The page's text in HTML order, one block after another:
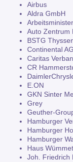
Airbus
Aldra GmbH
Auto Zentrum
BSTG
Continental AG
Caritas
CR
E.ON
GKN Sinter
Grey
Geuther-
Hamburger
Hamburger
Hamburger
Haus
Joh. Friedrich